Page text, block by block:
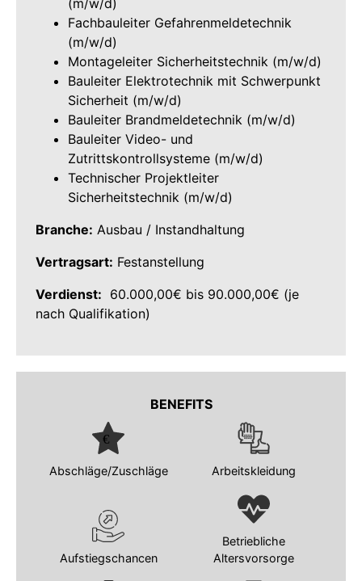
(m/w/d)
Fachbauleiter Gefahrenmeldetechnik
(m/w/d)
Montageleiter Sicherheitstechnik (m/w/d)
Bauleiter Elektrotechnik mit Schwerpunkt
Sicherheit (m/w/d)
Bauleiter Brandmeldetechnik (m/w/d)
Bauleiter Video- und
Zutrittskontrollsysteme (m/w/d)
Technischer Projektleiter
Sicherheitstechnik (m/w/d)
Branche: Ausbau / Instandhaltung
Vertragsart: Festanstellung
Verdienst: 60.000,00€ bis 90.000,00€ (je
nach Qualifikation)
BENEFITS
Abschläge/Zuschläge Arbeitskleidung
Aufstiegschancen
Betriebliche
Altersvorsorge